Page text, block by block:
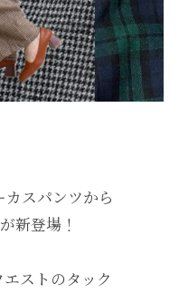
スパンツから
新登場！
ストのタック